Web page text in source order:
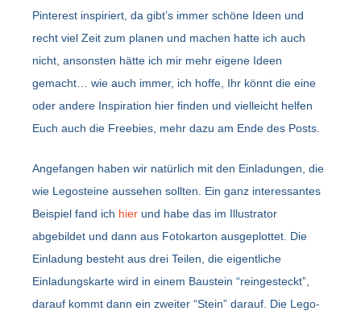
Pinterest inspiriert, da gibt’s immer schöne Ideen und
recht viel Zeit zum planen und machen hatte ich auch
nicht, ansonsten hätte ich mir mehr eigene Ideen
gemacht… wie auch immer, ich hoffe, Ihr könnt die eine
oder andere Inspiration hier finden und vielleicht helfen
Euch auch die Freebies, mehr dazu am Ende des Posts.
Angefangen haben wir natürlich mit den Einladungen, die
wie Legosteine aussehen sollten. Ein ganz interessantes
Beispiel fand ich hier und habe das im Illustrator
abgebildet und dann aus Fotokarton ausgeplottet. Die
Einladung besteht aus drei Teilen, die eigentliche
Einladungskarte wird in einem Baustein “reingesteckt”,
darauf kommt dann ein zweiter “Stein” darauf. Die Lego-